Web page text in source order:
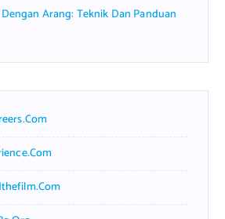
Arang: Teknik Dan Panduan